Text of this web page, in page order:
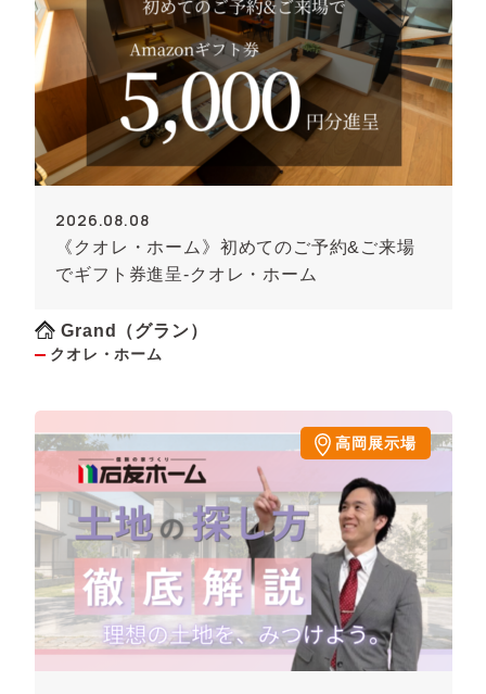
2026.08.08
《クオレ・ホーム》初めてのご予約&ご来場
でギフト券進呈-クオレ・ホーム
Grand（グラン）
クオレ・ホーム
高岡展示場